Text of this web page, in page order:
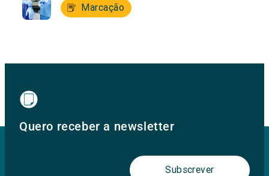
Marcação
Quero receber a newsletter
Subscrever